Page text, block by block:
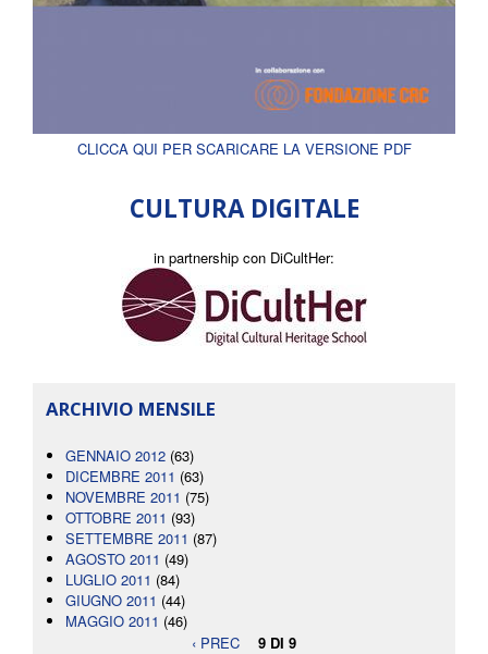
CLICCA QUI PER SCARICARE LA VERSIONE PDF
CULTURA DIGITALE
in partnership con DiCultHer:
ARCHIVIO MENSILE
GENNAIO 2012 (63)
DICEMBRE 2011 (63)
NOVEMBRE 2011 (75)
OTTOBRE 2011 (93)
SETTEMBRE 2011 (87)
AGOSTO 2011 (49)
LUGLIO 2011 (84)
GIUGNO 2011 (44)
MAGGIO 2011 (46)
‹ PREC
9 DI 9